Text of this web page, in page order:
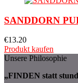
SANDDORN
€13.20
Produkt kaufen
Unsere Philosophie
„FINDEN statt